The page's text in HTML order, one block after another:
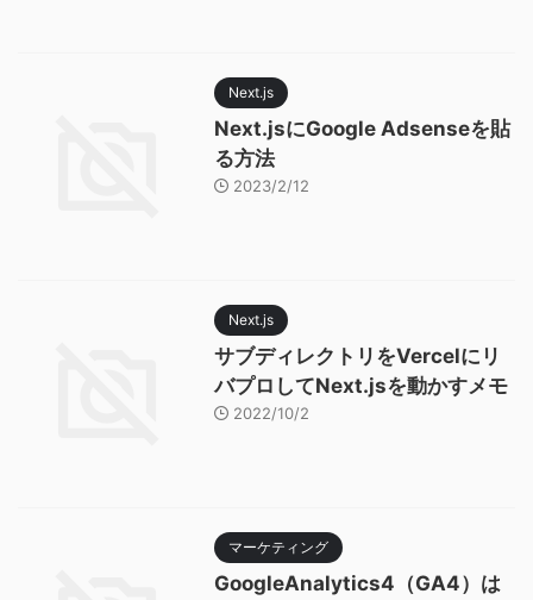
Next.js
Next.jsにGoogle Adsenseを貼
る方法
2023/2/12
Next.js
サブディレクトリをVercelにリ
バプロしてNext.jsを動かすメモ
2022/10/2
マーケティング
GoogleAnalytics4（GA4）は